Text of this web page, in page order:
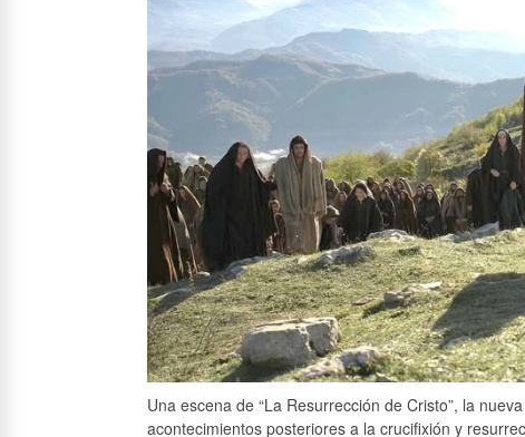
Una escena de “La Resurrección de Cristo”, la
acontecimientos posteriores a la crucifixión y